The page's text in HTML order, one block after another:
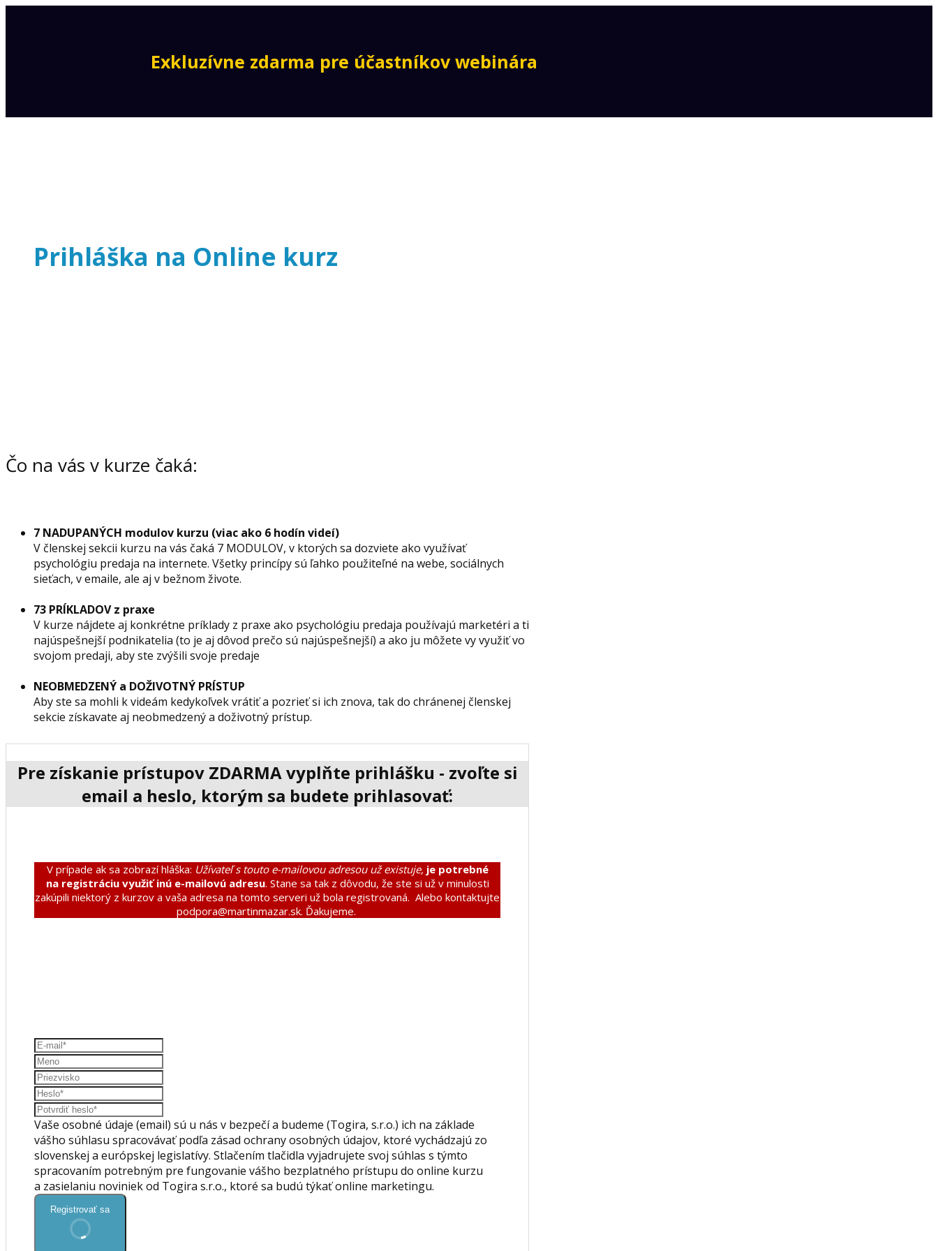
Exkluzívne zdarma pre účastníkov webinára
Prihláška na Online kurz
Čo na vás v kurze čaká:
7 NADUPANÝCH modulov kurzu (viac ako 6 hodín videí)
V členskej sekcii kurzu na vás čaká 7 MODULOV, v ktorých sa dozviete ako využívať
psychológiu predaja na internete. Všetky princípy sú ľahko použiteľné na webe, sociálnych
sieťach, v emaile, ale aj v bežnom živote.
73 PRÍKLADOV z praxe
V kurze nájdete aj konkrétne príklady z praxe ako psychológiu predaja používajú marketéri a ti
najúspešnejší podnikatelia (to je aj dôvod prečo sú najúspešnejší) a ako ju môžete vy využiť vo
svojom predaji, aby ste zvýšili svoje predaje
NEOBMEDZENÝ a DOŽIVOTNÝ PRÍSTUP
Aby ste sa mohli k videám kedykoľvek vrátiť a pozrieť si ich znova, tak do chránenej členskej
sekcie získavate aj neobmedzený a doživotný prístup.
Pre získanie prístupov ZDARMA vyplňte prihlášku - zvoľte si
email a heslo, ktorým sa budete prihlasovať:
V prípade ak sa zobrazí hláška: Užívateľ s touto e-mailovou adresou už existuje, je potrebné
na registráciu využiť inú e-mailovú adresu. Stane sa tak z dôvodu, že ste si už v minulosti
zakúpili niektorý z kurzov a vaša adresa na tomto serveri už bola registrovaná. Alebo kontaktujte
podpora@martinmazar.sk. Ďakujeme.
Vaše osobné údaje (email) sú u nás v bezpečí a budeme (Togira, s.r.o.) ich na základe
vášho súhlasu spracovávať podľa zásad ochrany osobných údajov, ktoré vychádzajú zo
slovenskej a európskej legislatívy. Stlačením tlačidla vyjadrujete svoj súhlas s týmto
spracovaním potrebným pre fungovanie vášho bezplatného prístupu do online kurzu
a zasielaniu noviniek od Togira s.r.o., ktoré sa budú týkať online marketingu.
Registrovať sa